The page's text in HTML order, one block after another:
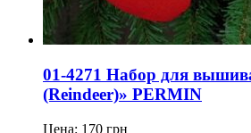
01-4271 Набор для
(Reindeer)» PERMIN
Цена: 170 грн